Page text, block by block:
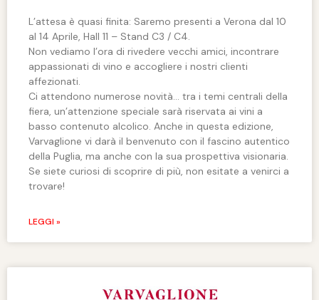
L’attesa è quasi finita: Saremo presenti a Verona dal 10
al 14 Aprile, Hall 11 – Stand C3 / C4.
Non vediamo l’ora di rivedere vecchi amici, incontrare
appassionati di vino e accogliere i nostri clienti
affezionati.
Ci attendono numerose novità… tra i temi centrali della
fiera, un’attenzione speciale sarà riservata ai vini a
basso contenuto alcolico. Anche in questa edizione,
Varvaglione vi darà il benvenuto con il fascino autentico
della Puglia, ma anche con la sua prospettiva visionaria.
Se siete curiosi di scoprire di più, non esitate a venirci a
trovare!
LEGGI »